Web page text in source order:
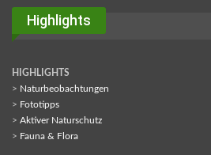
Highlights
HIGHLIGHTS
> Naturbeobachtungen
> Fototipps
> Aktiver Naturschutz
> Fauna & Flora